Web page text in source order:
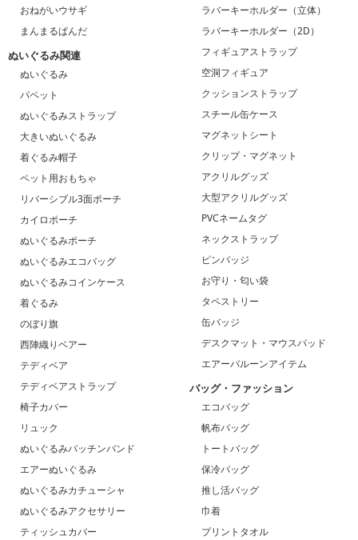
おねがいウサギ
まんまるぱんだ
ぬいぐるみ関連
ぬいぐるみ
パペット
ぬいぐるみストラップ
大きいぬいぐるみ
着ぐるみ帽子
ペット用おもちゃ
リバーシブル3面ポーチ
カイロポーチ
ぬいぐるみポーチ
ぬいぐるみエコバッグ
ぬいぐるみコインケース
着ぐるみ
のぼり旗
西陣織りベアー
テディベア
テディベアストラップ
椅子カバー
リュック
ぬいぐるみパッチンバンド
エアーぬいぐるみ
ぬいぐるみカチューシャ
ぬいぐるみアクセサリー
ティッシュカバー
ラバーキーホルダー（立体）
ラバーキーホルダー（2D）
フィギュアストラップ
空洞フィギュア
クッションストラップ
スチール缶ケース
マグネットシート
クリップ・マグネット
アクリルグッズ
大型アクリルグッズ
PVCネームタグ
ネックストラップ
ピンバッジ
お守り・匂い袋
タペストリー
缶バッジ
デスクマット・マウスパッド
エアーバルーンアイテム
バッグ・ファッション
エコバッグ
帆布バッグ
トートバッグ
保冷バッグ
推し活バッグ
巾着
プリントタオル